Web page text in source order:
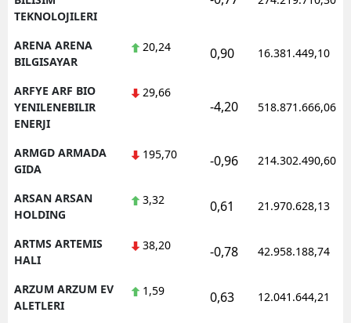
TEKNOLOJILERI
ARENA ARENA
BILGISAYAR
20,24 0,90 16.381.449,10
ARFYE ARF BIO
YENILENEBILIR
ENERJI
29,66
-4,20 518.871.666,06
ARMGD ARMADA
GIDA
195,70 -0,96 214.302.490,60
ARSAN ARSAN
HOLDING
3,32 0,61 21.970.628,13
ARTMS ARTEMIS
HALI
38,20 -0,78 42.958.188,74
ARZUM ARZUM EV
ALETLERI
1,59 0,63 12.041.644,21